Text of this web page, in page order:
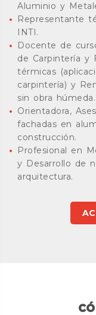
Aluminio y
Representante
INTI.
Docente de
de Carpintería y
térmicas
carpintería) y
sin obra húmeda.
Orientadora,
fachadas en
construcción.
Profesional en
y Desarrollo de
arquitectura.